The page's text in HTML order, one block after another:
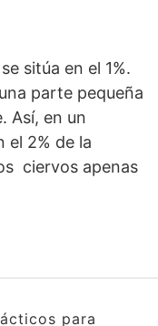
sitúa en el 1%.
parte pequeña
Así, en un
el 2% de la
ciervos apenas
para